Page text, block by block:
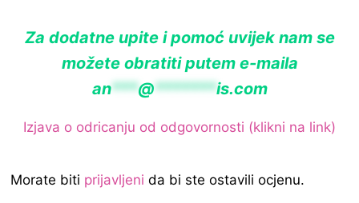
Za dodatne upite i pomoć uvijek nam se
možete obratiti putem e-maila
an***@*******is.com
Izjava o odricanju od odgovornosti (klikni na link)
Morate biti prijavljeni da bi ste ostavili ocjenu.